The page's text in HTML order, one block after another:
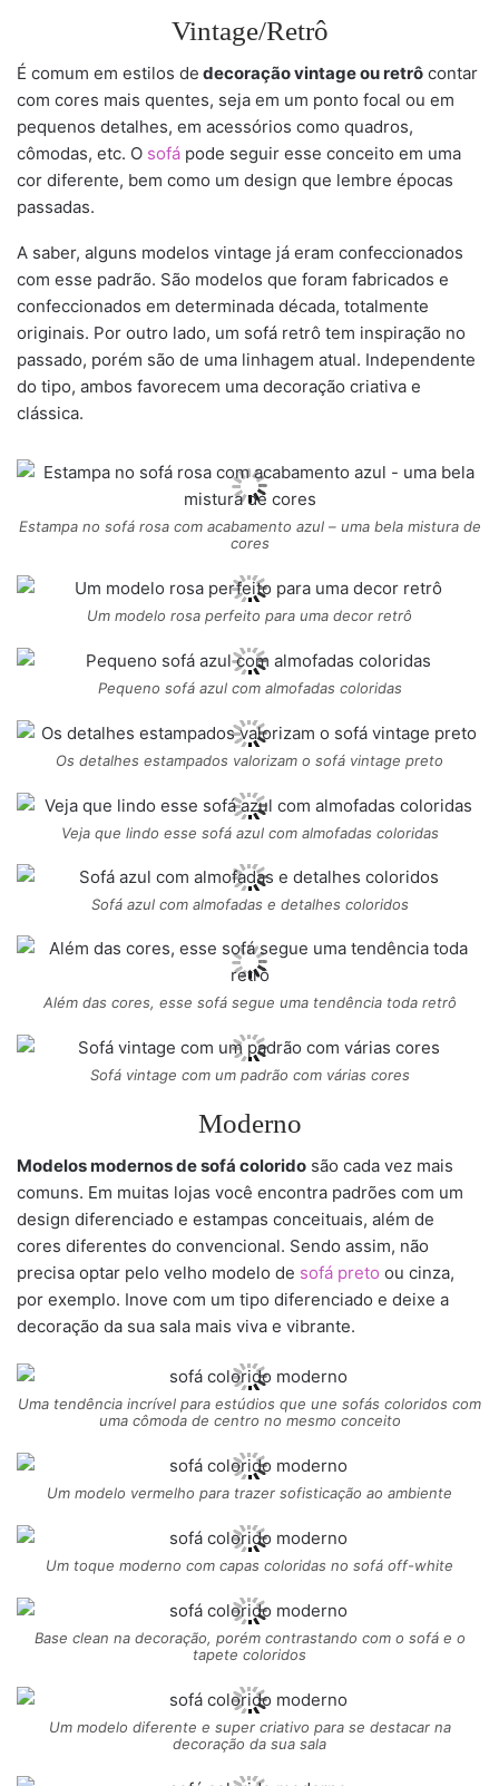
Vintage/Retrô
É comum em estilos de decoração vintage ou retrô contar
com cores mais quentes, seja em um ponto focal ou em
pequenos detalhes, em acessórios como quadros,
cômodas, etc. O sofá pode seguir esse conceito em uma
cor diferente, bem como um design que lembre épocas
passadas.
A saber, alguns modelos vintage já eram confeccionados
com esse padrão. São modelos que foram fabricados e
confeccionados em determinada década, totalmente
originais. Por outro lado, um sofá retrô tem inspiração no
passado, porém são de uma linhagem atual. Independente
do tipo, ambos favorecem uma decoração criativa e
clássica.
Estampa no sofá rosa com acabamento azul – uma bela mistura de
cores
Um modelo rosa perfeito para uma decor retrô
Pequeno sofá azul com almofadas coloridas
Os detalhes estampados valorizam o sofá vintage preto
Veja que lindo esse sofá azul com almofadas coloridas
Sofá azul com almofadas e detalhes coloridos
Além das cores, esse sofá segue uma tendência toda retrô
Sofá vintage com um padrão com várias cores
Moderno
Modelos modernos de sofá colorido são cada vez mais
comuns. Em muitas lojas você encontra padrões com um
design diferenciado e estampas conceituais, além de
cores diferentes do convencional. Sendo assim, não
precisa optar pelo velho modelo de sofá preto ou cinza,
por exemplo. Inove com um tipo diferenciado e deixe a
decoração da sua sala mais viva e vibrante.
Uma tendência incrível para estúdios que une sofás coloridos com
uma cômoda de centro no mesmo conceito
Um modelo vermelho para trazer sofisticação ao ambiente
Um toque moderno com capas coloridas no sofá off-white
Base clean na decoração, porém contrastando com o sofá e o
tapete coloridos
Um modelo diferente e super criativo para se destacar na
decoração da sua sala